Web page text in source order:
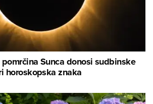
Sunca donosi sudbinske
horoskopska znaka